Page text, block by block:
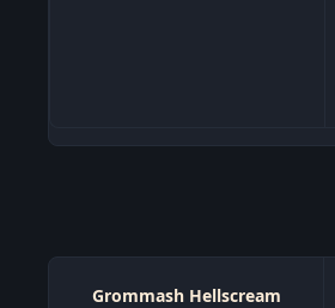
Grommash Hellscream